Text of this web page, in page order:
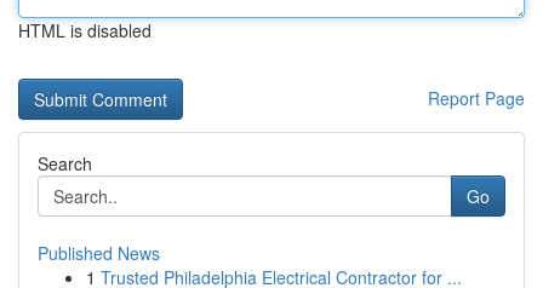
HTML is disabled
Report Page
Search
Go
Published News
1 Trusted Philadelphia Electrical Contractor for ...